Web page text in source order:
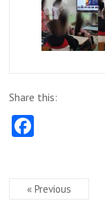
Share this:
o
« Previous